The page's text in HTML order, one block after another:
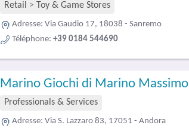
Retail > Toy & Game Stores
Adresse: Via Gaudio 17, 18038 - Sanremo
Téléphone: +39 0184 544690
Marino Giochi di Marino Massimo
Professionals & Services
Adresse: Via S. Lazzaro 83, 17051 - Andora